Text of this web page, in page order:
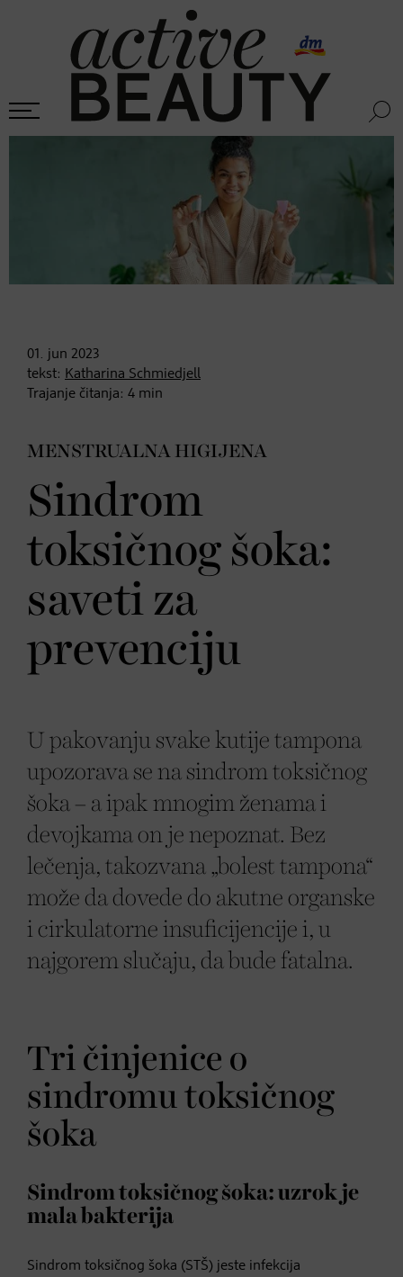
01. jun 2023
tekst: Katharina Schmiedjell
Trajanje čitanja: 4 min
MENSTRUALNA HIGIJENA
Sindrom
toksičnog šoka:
saveti za
prevenciju
U pakovanju svake kutije tampona
upozorava se na sindrom toksičnog
šoka – a ipak mnogim ženama i
devojkama on je nepoznat. Bez
lečenja, takozvana „bolest tampona“
može da dovede do akutne organske
i cirkulatorne insuficijencije i, u
najgorem slučaju, da bude fatalna.
Tri činjenice o
sindromu toksičnog
šoka
Sindrom toksičnog šoka: uzrok je
mala bakterija
Sindrom toksičnog šoka (STŠ) jeste infekcija